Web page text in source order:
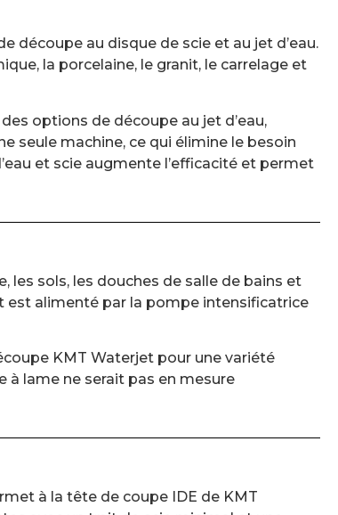
découpe au disque de scie et au jet d’eau.
la porcelaine, le granit, le carrelage et
options de découpe au jet d’eau,
seule machine, ce qui élimine le besoin
et scie augmente l’efficacité et permet
les sols, les douches de salle de bains et
est alimenté par la pompe intensificatrice
KMT Waterjet pour une variété
à lame ne serait pas en mesure
à la tête de coupe IDE de KMT